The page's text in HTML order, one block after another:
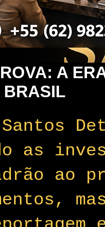
A
BRASIL
e financeira. Manter um relacionamento paralelo exige estrutura: imóveis para encontros, presentes de luxo, viagens nacionais e internacionais e, frequentemente, o desvio de recursos da sociedade conjugal ou da empresa familiar. Os sites tradicionais falham em explicar **como** essa investigação financeira é feita. Não há menção a técnicas de busca em cartórios de registro de imóveis em diferentes comarcas, rastreamento de participações societárias ocultas em juntas comerciais, ou análise de movimentações suspeitas em paraísos fiscais. O serviço é vendido como "investigação conjugal", quando deveria ser vendido como "investigação de riscos patrimoniais" — que é o que realmente importa para quem tem muito a perder. ### Capítulo 3: O Cliente Invisível — A Ausência de Contra-Inteligência Outro ponto cego crítico do mercado é o foco exclusivo no "investigado". Os sites falam abundantemente sobre a discrição da agência e o uso de tecnologia para monitorar o alvo. O cliente contratante, porém, é tratado como mero espectador, imune a riscos. Em um ambiente de litígios iminentes e alta competição, o cliente também é um alvo em potencial. Se ele suspeita do parceiro, é ingênuo acreditar que o parceiro não possa suspeitar dele ou estar monitorando seus passos como forma de contra-ataque ou para reunir provas para usar em sua defesa. Nenhum site concorrente aborda a necessidade de uma **auditoria de segurança para o contratante**. Serviços como varreduras técnicas em residências e veículos (para detectar grampos, câmeras ocultas ou rastreadores GPS), ou análise forense em dispositivos eletrônicos do próprio cliente (para verificar se ele está sendo espionado por spyware), são completamente ignorados. A mensagem transmitida é que o cliente é apenas um observador, quando na verdade ele é parte ativa de um jogo de informações onde a defesa é tão importante quanto o ataque . ### Capítulo 4: O Tratamento Genérico para Vidas Complexas "Cada caso é único" é o bordão mais repetido do setor. No entanto, a estrutura dos sites é padronizada: uma lista de serviços, uma lista de "sinais de traição" (que incluem pérolas como "cheiro diferente na camisa" ou "ciúmes do celular") e um formulário de contato. O cliente de alto padrão não se identifica com esse tipo de abordagem. Sua vida é complexa, seus deslocamentos envolvem múltiplas residências, viagens internacionais frequentes e uma equipe de funcionários que media seu dia a dia. As particularidades de uma investigação envolvendo um empresário do agronegócio (com deslocamentos para fazendas) são radicalmente diferentes das de um investidor no litoral (com propriedades em Trancoso e Caraíva) ou de um médico renomado (com acesso restrito a hospitais e clínicas). Os sites não segmentam sua comunicação para falar diretamente com a realidade desses nichos. Tratam o